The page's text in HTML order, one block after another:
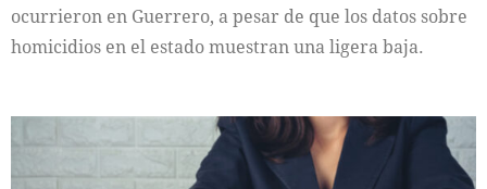
ocurrieron en Guerrero, a pesar de que los datos sobre
homicidios en el estado muestran una ligera baja.